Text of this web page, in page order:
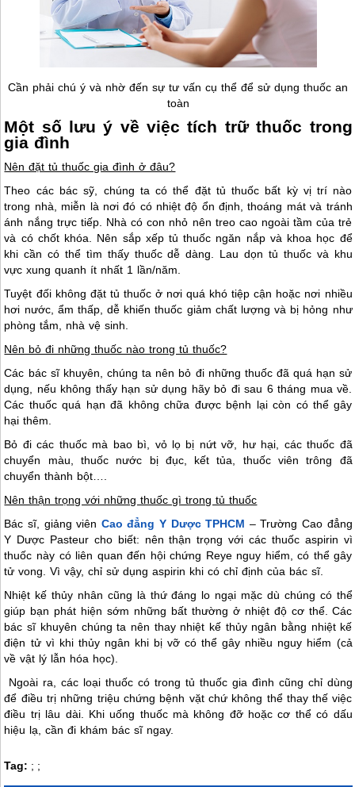
Cần phải chú ý và nhờ đến sự tư vấn cụ thể để sử dụng thuốc an
toàn
Một số lưu ý về việc tích trữ thuốc trong
gia đình
Nên đặt tủ thuốc gia đình ở đâu?
Theo các bác sỹ, chúng ta có thể đặt tủ thuốc bất kỳ vị trí nào
trong nhà, miễn là nơi đó có nhiệt độ ổn định, thoáng mát và tránh
ánh nắng trực tiếp. Nhà có con nhỏ nên treo cao ngoài tầm của trẻ
và có chốt khóa. Nên sắp xếp tủ thuốc ngăn nắp và khoa học để
khi cần có thể tìm thấy thuốc dễ dàng. Lau dọn tủ thuốc và khu
vực xung quanh ít nhất 1 lần/năm.
Tuyệt đối không đặt tủ thuốc ở nơi quá khó tiệp cận hoặc nơi nhiều
hơi nước, ẩm thấp, dễ khiến thuốc giảm chất lượng và bị hỏng như
phòng tắm, nhà vệ sinh.
Nên bỏ đi những thuốc nào trong tủ thuốc?
Các bác sĩ khuyên, chúng ta nên bỏ đi những thuốc đã quá hạn sử
dụng, nếu không thấy hạn sử dụng hãy bỏ đi sau 6 tháng mua về.
Các thuốc quá hạn đã không chữa được bệnh lại còn có thể gây
hại thêm.
Bỏ đi các thuốc mà bao bì, vỏ lọ bị nứt vỡ, hư hại, các thuốc đã
chuyển màu, thuốc nước bị đục, kết tủa, thuốc viên trông đã
chuyển thành bột….
Nên thận trọng với những thuốc gì trong tủ thuốc
Bác sĩ, giảng viên Cao đẳng Y Dược TPHCM – Trường Cao đẳng
Y Dược Pasteur cho biết: nên thận trọng với các thuốc aspirin vì
thuốc này có liên quan đến hội chứng Reye nguy hiểm, có thể gây
tử vong. Vì vậy, chỉ sử dụng aspirin khi có chỉ định của bác sĩ.
Nhiệt kế thủy nhân cũng là thứ đáng lo ngại mặc dù chúng có thể
giúp bạn phát hiện sớm những bất thường ở nhiệt độ cơ thể. Các
bác sĩ khuyên chúng ta nên thay nhiệt kế thủy ngân bằng nhiệt kế
điện tử vì khi thủy ngân khi bị vỡ có thể gây nhiều nguy hiểm (cả
về vật lý lẫn hóa học).
Ngoài ra, các loại thuốc có trong tủ thuốc gia đình cũng chỉ dùng
để điều trị những triệu chứng bệnh vặt chứ không thể thay thế việc
điều trị lâu dài. Khi uống thuốc mà không đỡ hoặc cơ thể có dấu
hiệu lạ, cần đi khám bác sĩ ngay.
Tag: ; ;